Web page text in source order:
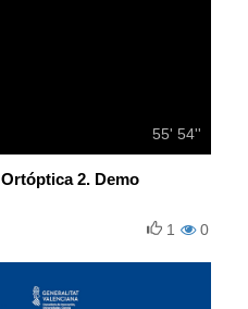
55' 54''
2. Demo
0
1